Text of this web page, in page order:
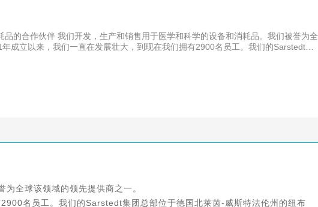
的合作伙伴 我们开发，生产和销售用于医学和科学的设备和消耗品。我们被誉为全
成立以来，我们一直在发展壮大，到现在我们拥有2900名员工。我们的Sarstedt集
全球该领域的领先提供商之一。
名员工。我们的Sarstedt集团总部位于德国北莱茵-威斯特法伦州的纽布